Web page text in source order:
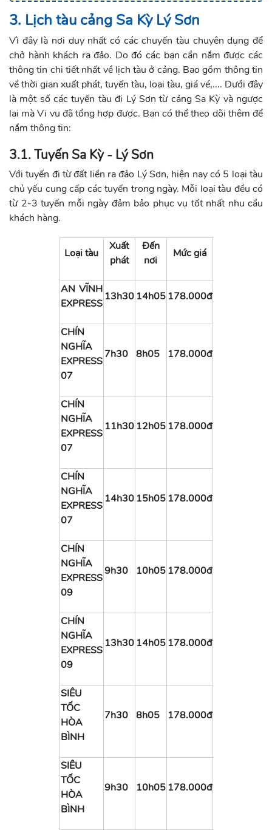
3. Lịch tàu cảng Sa Kỳ Lý Sơn
Vì đây là nơi duy nhất có các chuyến tàu chuyên dụng để
chở hành khách ra đảo. Do đó các bạn cần nắm được các
thông tin chi tiết nhất về lịch tàu ở cảng. Bao gồm thông tin
về thời gian xuất phát, tuyến tàu, loại tàu, giá vé,.... Dưới đây
là một số các tuyến tàu đi Lý Sơn từ cảng Sa Kỳ và ngược
lại mà Vi vu đã tổng hợp được. Bạn có thể theo dõi thêm để
nắm thông tin:
3.1. Tuyến Sa Kỳ - Lý Sơn
Với tuyến đi từ đất liền ra đảo Lý Sơn, hiện nay có 5 loại tàu
chủ yếu cung cấp các tuyến trong ngày. Mỗi loại tàu đều có
từ 2-3 tuyến mỗi ngày đảm bảo phục vụ tốt nhất nhu cầu
khách hàng.
Loại tàu
Xuất
phát
Đến
nơi
Mức giá
AN VĨNH
EXPRESS
13h30 14h05 178.000đ
CHÍN
NGHĨA
EXPRESS
07
7h30 8h05 178.000đ
CHÍN
NGHĨA
EXPRESS
07
11h30 12h05 178.000đ
CHÍN
NGHĨA
EXPRESS
07
14h30 15h05 178.000đ
CHÍN
NGHĨA
EXPRESS
09
9h30 10h05 178.000đ
CHÍN
NGHĨA
EXPRESS
09
13h30 14h05 178.000đ
SIÊU
TỐC
HÒA
BÌNH
7h30 8h05 178.000đ
SIÊU
TỐC
HÒA
BÌNH
9h30 10h05 178.000đ